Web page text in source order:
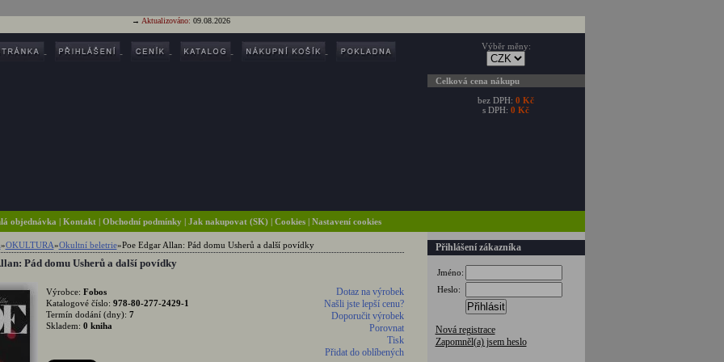
→ Aktualizováno: 09.08.2026
Výběr měny:
Celková cena nákupu
bez DPH: 0 Kč
s DPH: 0 Kč
objednávka | Kontakt | Obchodní podmínky | Jak nakupovat (SK) | Cookies | Nastavení cookies
»OKULTURA»Okultní beletrie»Poe Edgar Allan: Pád domu Usherů a další povídky
Pád domu Usherů a další povídky
Dotaz na výrobek
Našli jste lepší cenu?
Doporučit výrobek
Porovnat
Tisk
Přidat do oblíbených
Výrobce: Fobos
Katalogové číslo: 978-80-277-2429-1
Termín dodání (dny): 7
Skladem: 0 kniha
Přihlášení zákazníka
Jméno:
Heslo:
Přihlásit
Nová registrace
Zapomněl(a) jsem heslo